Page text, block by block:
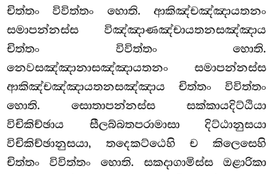
චිත්තං විවිත්තං හොති. ආකිඤ්චඤ්ඤායතනං
සමාපන්නස්ස විඤ්ඤාණඤ්චායතනසඤ්ඤාය
චිත්තං විවිත්තං හොති.
නෙවසඤ්ඤානාසඤ්ඤායතනං සමාපන්නස්ස
ආකිඤ්චඤ්ඤායතනසඤ්ඤාය චිත්තං විවිත්තං
හොති. සොතාපන්නස්ස සක්කායදිට්ඨියා
විචිකිච්ඡාය සීලබ්බතපරාමාසා දිට්ඨානුසයා
විචිකිච්ඡානුසයා, තදෙකට්ඨෙහි ච කිලෙසෙහි
චිත්තං විවිත්තං හොති. සකදාගාමිස්ස ඔළාරිකා